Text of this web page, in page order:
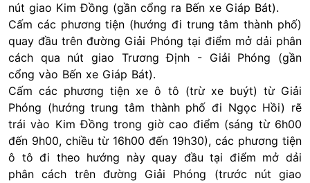
nút giao Kim Đồng (gần cổng ra Bến xe Giáp Bát).
Cấm các phương tiện (hướng đi trung tâm thành phố)
quay đầu trên đường Giải Phóng tại điểm mở dải phân
cách qua nút giao Trương Định - Giải Phóng (gần
cổng vào Bến xe Giáp Bát).
Cấm các phương tiện xe ô tô (trừ xe buýt) từ Giải
Phóng (hướng trung tâm thành phố đi Ngọc Hồi) rẽ
trái vào Kim Đồng trong giờ cao điểm (sáng từ 6h00
đến 9h00, chiều từ 16h00 đến 19h30), các phương tiện
ô tô đi theo hướng này quay đầu tại điểm mở dải
phân cách trên đường Giải Phóng (trước nút giao